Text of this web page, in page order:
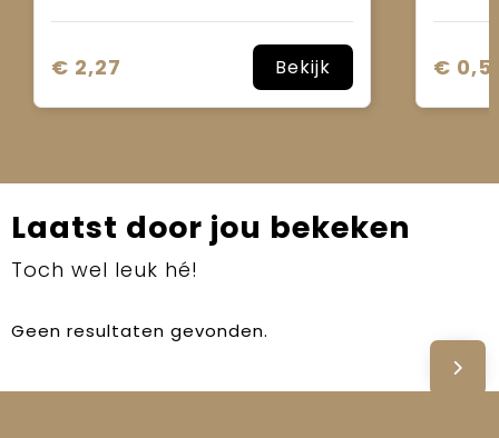
€ 2,27 Bekijk €
Laatst door jou bekeken
Toch wel leuk hé!
Geen resultaten gevonden.